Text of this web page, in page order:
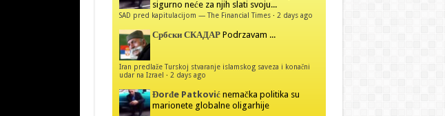
sigurno neće za njih slati svoju...
SAD pred kapitulacijom — The Financial Times· 2 days ago
Србски СКАДАР Podrzavam ...
Iran predlaže Turskoj stvaranje islamskog saveza i konačni
udar na Izrael · 2 days ago
Đorđe Patković nemačka politika su
marionete globalne oligarhije